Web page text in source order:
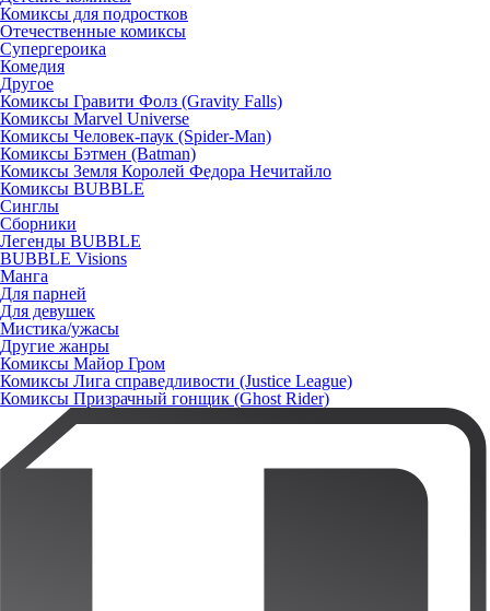
Комиксы для подростков
Отечественные комиксы
Супергероика
Комедия
Другое
Комиксы Гравити Фолз (Gravity Falls)
Комиксы Marvel Universe
Комиксы Человек-паук (Spider-Man)
Комиксы Бэтмен (Batman)
Комиксы Земля Королей Федора Нечитайло
Комиксы BUBBLE
Синглы
Сборники
Легенды BUBBLE
BUBBLE Visions
Манга
Для парней
Для девушек
Мистика/ужасы
Другие жанры
Комиксы Майор Гром
Комиксы Лига справедливости (Justice League)
Комиксы Призрачный гонщик (Ghost Rider)